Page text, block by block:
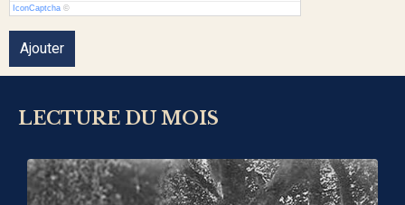
IconCaptcha ©
Ajouter
LECTURE DU MOIS